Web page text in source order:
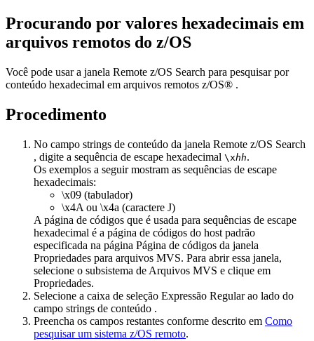
Procurando por valores hexadecimais em
arquivos remotos do z/OS
Você pode usar a janela Remote z/OS Search para pesquisar por
conteúdo hexadecimal em arquivos remotos z/OS® .
Procedimento
No campo strings de conteúdo da janela Remote z/OS Search
, digite a sequência de escape hexadecimal \xhh.
Os exemplos a seguir mostram as sequências de escape
hexadecimais:
\x09 (tabulador)
\x4A ou \x4a (caractere J)
A página de códigos que é usada para sequências de escape
hexadecimal é a página de códigos do host padrão
especificada na página Página de códigos da janela
Propriedades para arquivos MVS. Para abrir essa janela,
selecione o subsistema de Arquivos MVS e clique em
Propriedades.
Selecione a caixa de seleção Expressão Regularao lado do
campo strings de conteúdo .
Preencha os campos restantes conforme descrito em Como
pesquisar um sistema z/OS remoto.